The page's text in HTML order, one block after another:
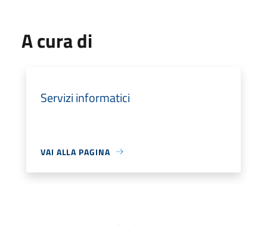
A cura di
Servizi informatici
VAI ALLA PAGINA